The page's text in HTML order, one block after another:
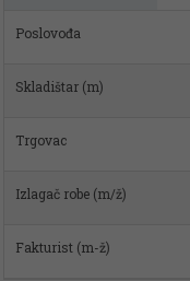
Skladištar (m)
Trgovac
Izlagač robe (m/ž)
Fakturist (m-ž)
VOZAČ MIKSERA (m/ž)